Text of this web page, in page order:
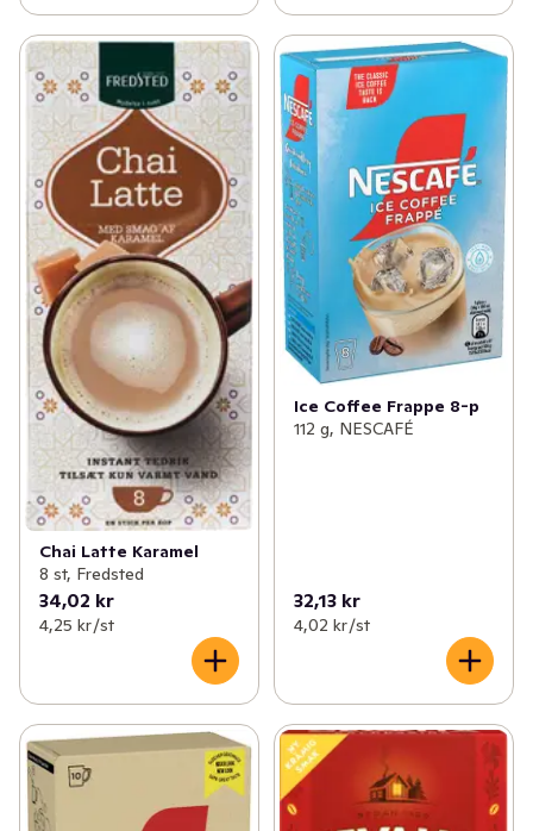
Chai Latte Karamel
8 st, Fredsted
34,02 kr
4,25 kr /st
Ice Coffee Frappe 8-p
112 g, NESCAFÉ
32,13 kr
4,02 kr /st